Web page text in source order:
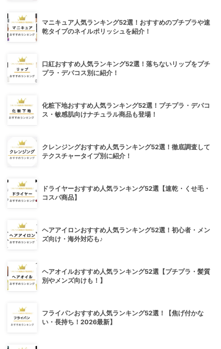
マニキュア人気ランキング52選！おすすめのプチプラや速
乾タイプのネイルポリッシュを紹介！
口紅おすすめ人気ランキング52選！落ちないリップをプチ
プラ・デパコス別に紹介！
化粧下地おすすめ人気ランキング52選！プチプラ・デパコ
ス・敏感肌向けナチュラル商品も登場！
クレンジングおすすめ人気ランキング52選！徹底調査して
テクスチャータイプ別に紹介！
ドライヤーおすすめ人気ランキング52選【速乾・くせ毛・
コスパ商品】
ヘアアイロンおすすめ人気ランキング52選！初心者・メン
ズ向け・海外対応も♪
ヘアオイルおすすめ人気ランキング52選【プチプラ・髪質
別やメンズ向けも！】
フライパンおすすめ人気ランキング52選！【焦げ付かな
い・長持ち！2026最新】